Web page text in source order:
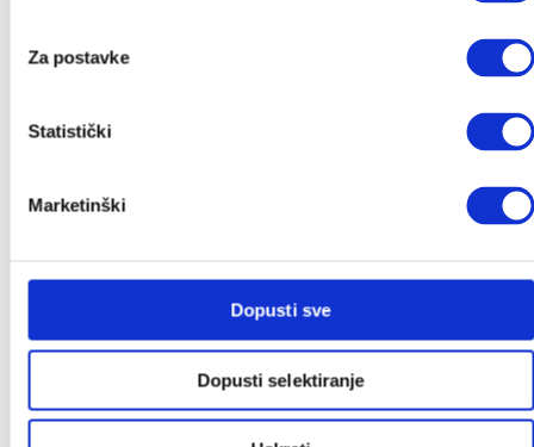
Za postavke
Statistički
Marketinški
Dopusti sve
Dopusti selektiranje
Novo u ponudi
Poklon iznenađenje
Adapteri